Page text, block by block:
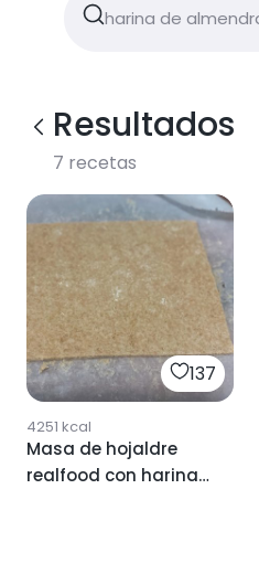
Resultados
7 recetas
137
4251 kcal
Masa de hojaldre
realfood con harina